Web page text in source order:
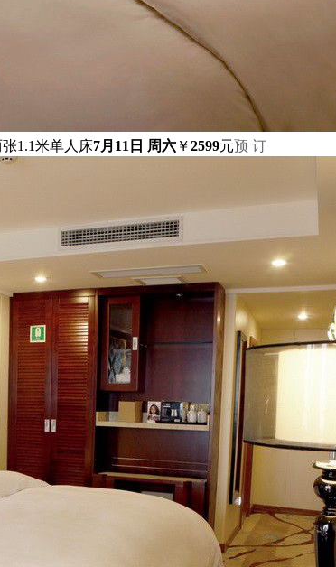
1.1米单人床7月11日 周六 ￥2599元预 订